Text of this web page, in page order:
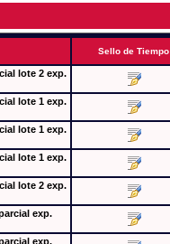
Sello de Tiempo
lote 2 exp.
lote 1 exp.
lote 1 exp.
lote 1 exp.
lote 2 exp.
exp.
exp.